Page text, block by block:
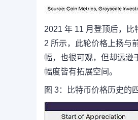
2021 年 11 月登顶后，
2 所示，此轮价格上扬与
幅，也很可观，但却远逊
幅度皆有拓展空间。
图 3：比特币价格历史的